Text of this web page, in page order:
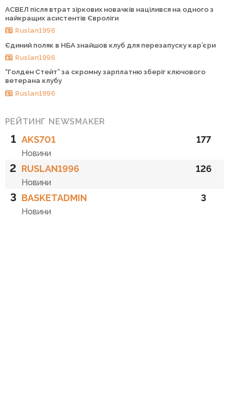
АСВЕЛ після втрат зіркових новачків націлився на одного з
найкращих асистентів Євроліги
Ruslan1996
Єдиний поляк в НБА знайшов клуб для перезапуску кар’єри
Ruslan1996
“Голден Стейт” за скромну зарплатню зберіг ключового
ветерана клубу
Ruslan1996
РЕЙТИНГ NEWSMAKER
1 AKS701
Новини
177
2 RUSLAN1996
Новини
126
3 BASKETADMIN
Новини
3